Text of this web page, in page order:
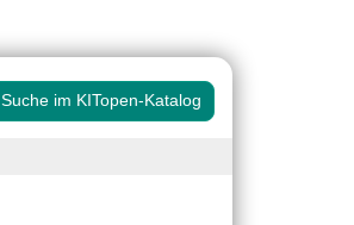
Suche im KITopen-Katalog